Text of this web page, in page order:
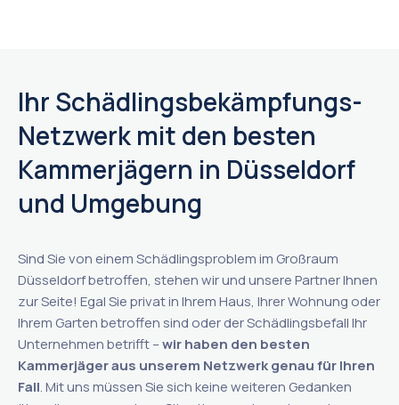
Ihr Schädlingsbekämpfungs-
Netzwerk mit den besten
Kammerjägern in Düsseldorf
und Umgebung
Sind Sie von einem Schädlingsproblem im Großraum
Düsseldorf betroffen, stehen wir und unsere Partner Ihnen
zur Seite! Egal Sie privat in Ihrem Haus, Ihrer Wohnung oder
Ihrem Garten betroffen sind oder der Schädlingsbefall Ihr
Unternehmen betrifft –wir haben den besten
Kammerjäger aus unserem Netzwerk genau für Ihren
Fall. Mit uns müssen Sie sich keine weiteren Gedanken